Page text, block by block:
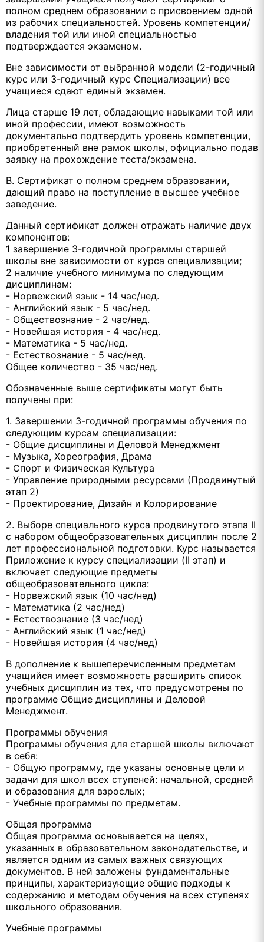
полном среднем образовании с присвоением одной
из рабочих специальностей. Уровень компетенции/
владения той или иной специальностью
подтверждается экзаменом.
Вне зависимости от выбранной модели (2-годичный
курс или 3-годичный курс Специализации) все
учащиеся сдают единый экзамен.
Лица старше 19 лет, обладающие навыками той или
иной профессии, имеют возможность
документально подтвердить уровень компетенции,
приобретенный вне рамок школы, официально подав
заявку на прохождение теста/экзамена.
В. Сертификат о полном среднем образовании,
дающий право на поступление в высшее учебное
заведение.
Данный сертификат должен отражать наличие двух
компонентов:
1 завершение 3-годичной программы старшей
школы вне зависимости от курса специализации;
2 наличие учебного минимума по следующим
дисциплинам:
- Норвежский язык - 14 час/нед.
- Английский язык - 5 час/нед.
- Обществознание - 2 час/нед.
- Новейшая история - 4 час/нед.
- Математика - 5 час/нед.
- Естествознание - 5 час/нед.
Общее количество - 35 час/нед.
Обозначенные выше сертификаты могут быть
получены при:
1. Завершении 3-годичной программы обучения по
следующим курсам специализации:
- Общие дисциплины и Деловой Менеджмент
- Музыка, Хореография, Драма
- Спорт и Физическая Культура
- Управление природными ресурсами (Продвинутый
этап 2)
- Проектирование, Дизайн и Колорирование
2. Выборе специального курса продвинутого этапа II
с набором общеобразовательных дисциплин после 2
лет профессиональной подготовки. Курс называется
Приложение к курсу специализации (II этап) и
включает следующие предметы
общеобразовательного цикла:
- Норвежский язык (10 час/нед)
- Математика (2 час/нед)
- Естествознание (3 час/нед)
- Английский язык (1 час/нед)
- Новейшая история (4 час/нед)
В дополнение к вышеперечисленным предметам
учащийся имеет возможность расширить список
учебных дисциплин из тех, что предусмотрены по
программе Общие дисциплины и Деловой
Менеджмент.
Программы обучения
Программы обучения для старшей школы включают
в себя:
- Общую программу, где указаны основные цели и
задачи для школ всех ступеней: начальной, средней
и образования для взрослых;
- Учебные программы по предметам.
Общая программа
Общая программа основывается на целях,
указанных в образовательном законодательстве, и
является одним из самых важных связующих
документов. В ней заложены фундаментальные
принципы, характеризующие общие подходы к
содержанию и методам обучения на всех ступенях
школьного образования.
Учебные программы